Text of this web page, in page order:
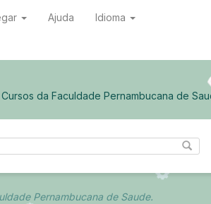
Ajuda Idioma
da Faculdade Pernambucana de
Pernambucana de Saude.